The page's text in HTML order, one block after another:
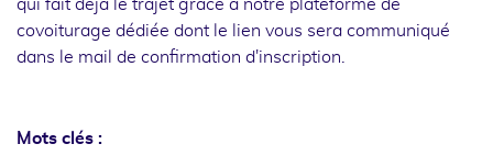
qui fait déjà le trajet grâce à notre plateforme de
covoiturage dédiée dont le lien vous sera communiqué
dans le mail de confirmation d'inscription.
Mots clés :